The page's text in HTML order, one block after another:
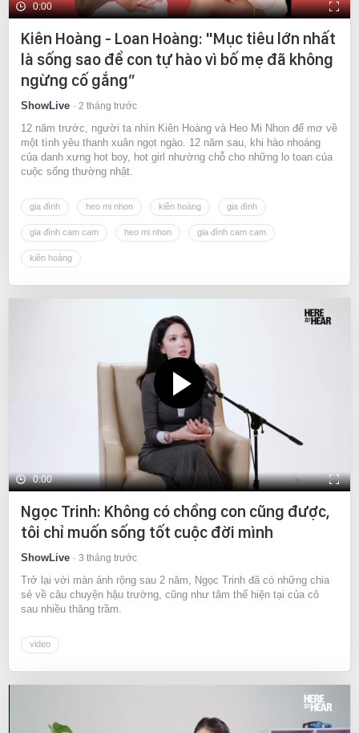
0:00
Kiên Hoàng - Loan Hoàng: "Mục tiêu lớn nhất
là sống sao để con tự hào vì bố mẹ đã không
ngừng cố gắng”
ShowLive 2 tháng trước
12 năm trước, người ta nhìn Kiên Hoàng và Heo Mi Nhon để mơ về
một tình yêu thanh xuân ngọt ngào. 12 năm sau, khi hào nhoáng
của danh xưng hot boy, hot girl nhường chỗ cho những lo toan của
cuộc sống thường nhật.
gia đình heo mi nhon kiên hoàng gia đình
gia đình cam cam heo mi nhon gia đình cam cam
kiên hoàng
0:00
Ngọc Trinh: Không có chồng con cũng được,
tôi chỉ muốn sống tốt cuộc đời mình
ShowLive 3 tháng trước
Trở lại với màn ảnh rộng sau 2 năm, Ngọc Trinh đã có những chia
sẻ về câu chuyện hậu trường, cũng như tâm thế hiện tại của cô
sau nhiều thăng trầm.
video